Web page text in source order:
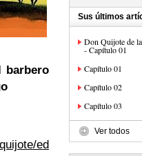
barbero
edicion/parte1/
Sus últimos
Don Quijote de
- Capítulo 01
Capítulo 01
Capítulo 02
Capítulo 03
Ver todos